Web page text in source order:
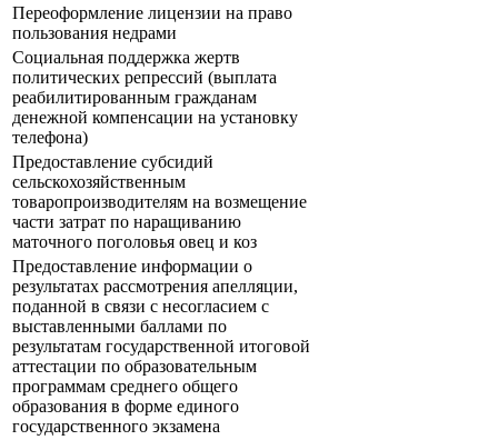
Переоформление лицензии на право
пользования недрами
Социальная поддержка жертв
политических репрессий (выплата
реабилитированным гражданам
денежной компенсации на установку
телефона)
Предоставление субсидий
сельскохозяйственным
товаропроизводителям на возмещение
части затрат по наращиванию
маточного поголовья овец и коз
Предоставление информации о
результатах рассмотрения апелляции,
поданной в связи с несогласием с
выставленными баллами по
результатам государственной итоговой
аттестации по образовательным
программам среднего общего
образования в форме единого
государственного экзамена